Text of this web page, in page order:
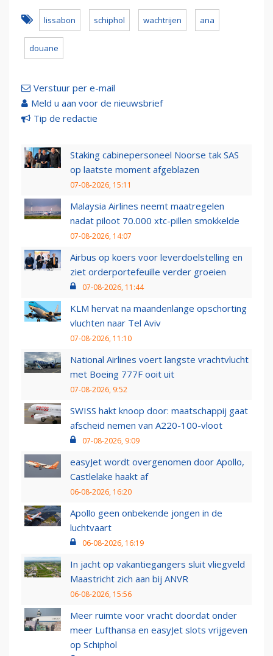
lissabon schiphol wachtrijen ana
douane
Verstuur per e-mail
Meld u aan voor de nieuwsbrief
Tip de redactie
Staking cabinepersoneel Noorse tak SAS
op laatste moment afgeblazen
07-08-2026, 15:11
Malaysia Airlines neemt maatregelen
nadat piloot 70.000 xtc-pillen smokkelde
07-08-2026, 14:07
Airbus op koers voor leverdoelstelling en
ziet orderportefeuille verder groeien
07-08-2026, 11:44
KLM hervat na maandenlange opschorting
vluchten naar Tel Aviv
07-08-2026, 11:10
National Airlines voert langste vrachtvlucht
met Boeing 777F ooit uit
07-08-2026, 9:52
SWISS hakt knoop door: maatschappij gaat
afscheid nemen van A220-100-vloot
07-08-2026, 9:09
easyJet wordt overgenomen door Apollo,
Castlelake haakt af
06-08-2026, 16:20
Apollo geen onbekende jongen in de
luchtvaart
06-08-2026, 16:19
In jacht op vakantiegangers sluit vliegveld
Maastricht zich aan bij ANVR
06-08-2026, 15:56
Meer ruimte voor vracht doordat onder
meer Lufthansa en easyJet slots vrijgeven
op Schiphol